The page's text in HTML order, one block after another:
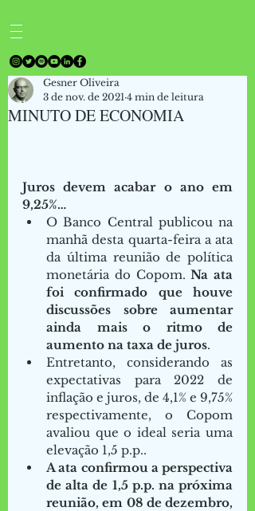
MINUTO DE ECONOMIA
Gesner Oliveira
3 de nov. de 2021 4 min de leitura
Juros devem acabar o ano em
9,25%…
O Banco Central publicou na
manhã desta quarta-feira a ata
da última reunião de política
monetária do Copom. Na ata
foi confirmado que houve
discussões sobre aumentar
ainda mais o ritmo de
aumento na taxa de juros.
Entretanto, considerando as
expectativas para 2022 de
inflação e juros, de 4,1% e 9,75%
respectivamente, o Copom
avaliou que o ideal seria uma
elevação 1,5 p.p..
A ata confirmou a perspectiva
de alta de 1,5 p.p. na próxima
reunião, em 08 de dezembro,